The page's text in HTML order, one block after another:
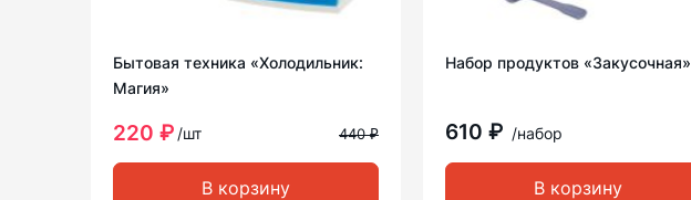
Бытовая техника «Холодильник:
Магия»
220 ₽ /шт 440 ₽
В корзину
Набор продуктов «Закусочная»
610 ₽ /набор
В корзину